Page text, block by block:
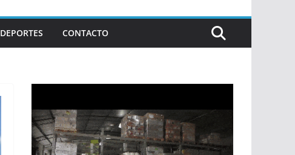
DEPORTES CONTACTO